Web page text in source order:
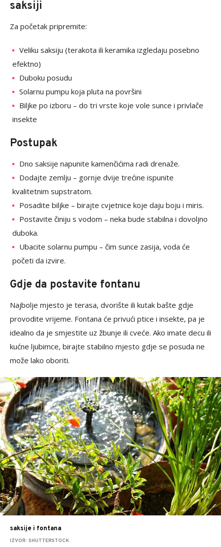
saksiji
Za početak pripremite:
Veliku saksiju (terakota ili keramika izgledaju posebno
efektno)
Duboku posudu
Solarnu pumpu koja pluta na površini
Biljke po izboru – do tri vrste koje vole sunce i privlače
insekte
Postupak
Dno saksije napunite kamenčićima radi drenaže.
Dodajte zemlju – gornje dvije trećine ispunite
kvalitetnim supstratom.
Posadite biljke – birajte cvjetnice koje daju boju i miris.
Postavite činiju s vodom – neka bude stabilna i dovoljno
duboka.
Ubacite solarnu pumpu – čim sunce zasija, voda će
početi da izvire.
Gdje da postavite fontanu
Najbolje mjesto je terasa, dvorište ili kutak bašte gdje
provodite vrijeme. Fontana će privući ptice i insekte, pa je
idealno da je smjestite uz žbunje ili cveće. Ako imate decu ili
kućne ljubimce, birajte stabilno mjesto gdje se posuda ne
može lako oboriti.
saksije i fontana
IZVOR: SHUTTERSTOCK